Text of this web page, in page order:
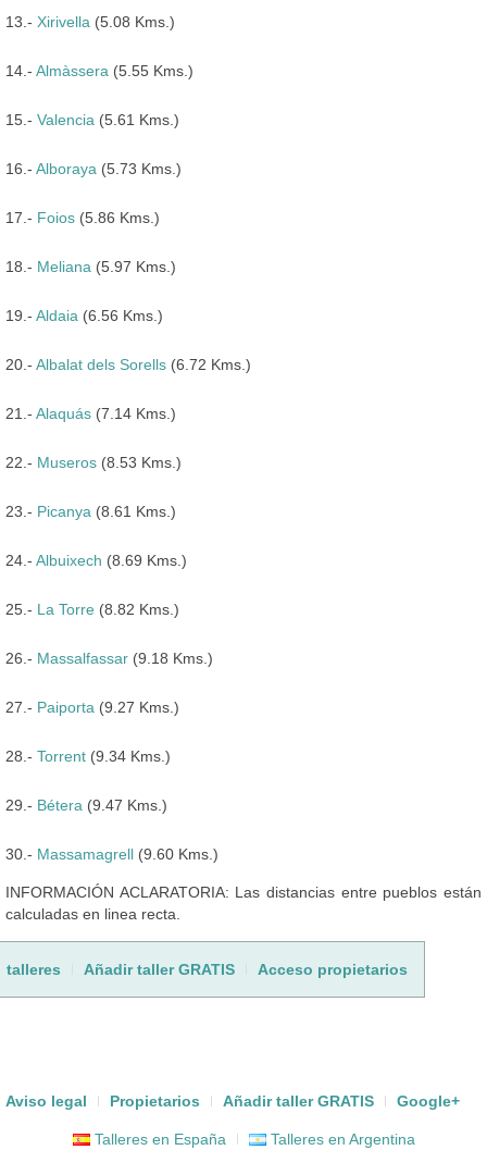
13.- Xirivella (5.08 Kms.)
14.- Almàssera (5.55 Kms.)
15.- Valencia (5.61 Kms.)
16.- Alboraya (5.73 Kms.)
17.- Foios (5.86 Kms.)
18.- Meliana (5.97 Kms.)
19.- Aldaia (6.56 Kms.)
20.- Albalat dels Sorells (6.72 Kms.)
21.- Alaquás (7.14 Kms.)
22.- Museros (8.53 Kms.)
23.- Picanya (8.61 Kms.)
24.- Albuixech (8.69 Kms.)
25.- La Torre (8.82 Kms.)
26.- Massalfassar (9.18 Kms.)
27.- Paiporta (9.27 Kms.)
28.- Torrent (9.34 Kms.)
29.- Bétera (9.47 Kms.)
30.- Massamagrell (9.60 Kms.)
INFORMACIÓN ACLARATORIA: Las distancias entre pueblos están
calculadas en linea recta.
talleres Añadir taller GRATIS Acceso propietarios
Aviso legal Propietarios Añadir taller GRATIS Google+
Talleres en España Talleres en Argentina